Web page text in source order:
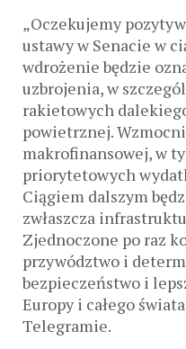
„Oczekujemy
ustawy w Senacie w
wdrożenie będzie
uzbrojenia, w
rakietowych
powietrznej.
makrofinansowej, w
priorytetowych
Ciągiem dalszym
zwłaszcza
Zjednoczone po raz
przywództwo i
bezpieczeństwo i
Europy i całego
Telegramie.